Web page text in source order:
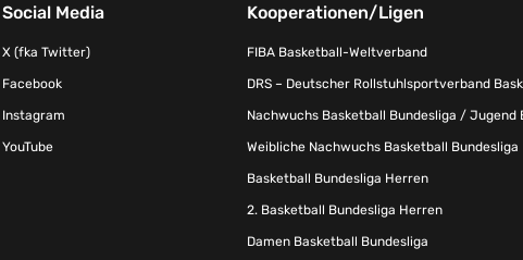
Social Media
X (fka Twitter)
Facebook
Instagram
YouTube
Kooperationen/Ligen
FIBA Basketball-Weltverband
DRS – Deutscher Rollstuhlsportverband
Nachwuchs Basketball Bundesliga / Jugend
Weibliche Nachwuchs Basketball Bundesliga
Basketball Bundesliga Herren
2. Basketball Bundesliga Herren
Damen Basketball Bundesliga